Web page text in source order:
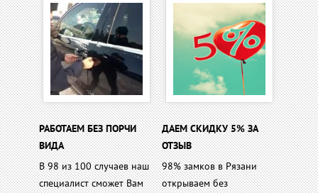
РАБОТАЕМ БЕЗ ПОРЧИ
ВИДА
В 98 из 100 случаев наш
специалист сможет Вам
ДАЕМ СКИДКУ 5% ЗА
ОТЗЫВ
98% замков в Рязани
открываем без